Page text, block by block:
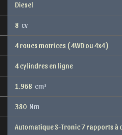
Diesel
8 cv
4 roues motrices ( 4WD ou 4x4 )
4 cylindres en ligne
1.968 cm³
380 Nm
Automatique S-Tronic 7 rapports à